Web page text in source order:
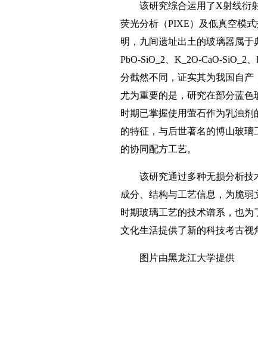
该研究综合运用了X射线衍
荧光分析（PIXE）及低真空模
明，九间遗址出土的玻璃器属于
PbO-SiO_2、K_2O-CaO-SiO_2
分截然不同，证实其为我国自产
尤为重要的是，研究在部分蓝色
时期已掌握使用萤石作为乳浊
的特征，与后世著名的博山玻
的协同配方工艺。
该研究通过多种无损分析
成分、结构与工艺信息，为脆
时期玻璃工艺的技术谱系，也
文化生活提供了新的科技考古视
图片由黑龙江大学提供